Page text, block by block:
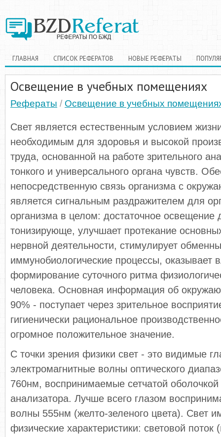
ГЛАВНАЯ СПИСОК РЕФЕРАТОВ НОВЫЕ РЕФЕРАТЫ
Освещение в учебных помещениях
Рефераты / Освещение в учебных
Свет является естественным условием
необходимым для здоровья и высокой
труда, основанной на работе зрительного
тонкого и универсального органа чувств.
непосредственную связь организма с
является сигнальным раздражителем для
организма в целом: достаточное освещение
тонизирующе, улучшает протекание
нервной деятельности, стимулирует
иммунобиологические процессы, оказывает
формирование суточного ритма
человека. Основная информация об
90% - поступает через зрительное
гигиенически рациональное
огромное положительное значение.
С точки зрения физики свет - это видимые
электромагнитные волны оптического
760нм, воспринимаемые сетчатой оболочкой
анализатора. Лучше всего глазом
волны 555нм (желто-зеленого цвета). Свет
физические характеристики: световой поток